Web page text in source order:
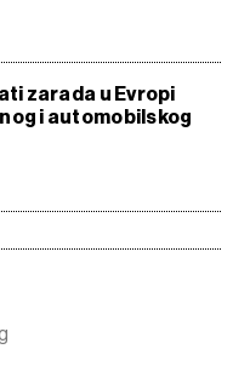
zarada u Evropi
i automobilskog